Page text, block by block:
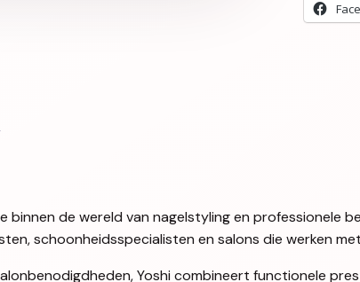
binnen de wereld van nagelstyling en professionele
schoonheidsspecialisten en salons die werken
Yoshi combineert functionele